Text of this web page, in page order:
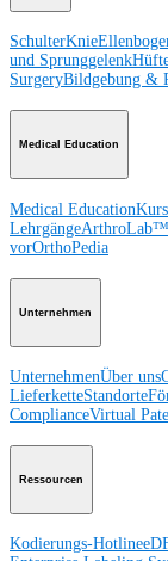
SchulterKnie
und Sprunggelenk
SurgeryBildgebung &
Medical Education
Medical Education
Lehrgänge
vorOrthoPedia
Unternehmen
UnternehmenÜber uns
LieferketteStandorte
ComplianceVirtual
Ressourcen
Kodierungs-Hotline